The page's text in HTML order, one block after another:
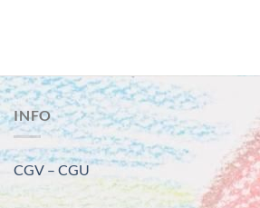
INFO
CGV – CGU